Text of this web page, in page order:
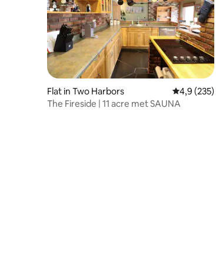
Flat in Two Harbors
4,9 (235)
The Fireside | 11 acre met SAUNA